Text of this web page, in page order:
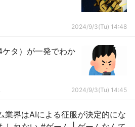
2024/9/3(Tu) 14:48
タ）が一発でわか
2024/9/3(Tu) 14:45
業界はAIによる征服が決定的にな